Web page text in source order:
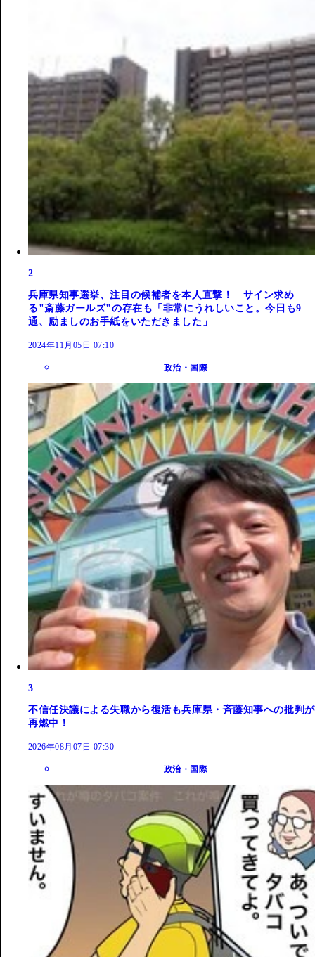
2
兵庫県知事選挙、注目の候補者を本人直撃！ サイン求め
る"斎藤ガールズ"の存在も「非常にうれしいこと。今日も9
通、励ましのお手紙をいただきました」
2024年11月05日 07:10
政治・国際
3
不信任決議による失職から復活も兵庫県・斉藤知事への批判が
再燃中！
2026年08月07日 07:30
政治・国際